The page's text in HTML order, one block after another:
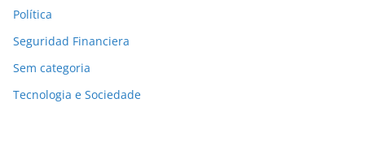
Política
Seguridad Financiera
Sem categoria
Tecnologia e Sociedade